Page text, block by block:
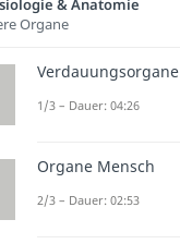
& Anatomie
Organe
Verdauungsorgane
1/3 – Dauer: 04:26
Organe Mensch
2/3 – Dauer: 02:53